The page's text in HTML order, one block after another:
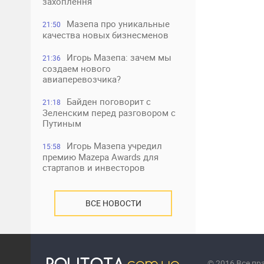
21:50
Мазепа про уникальные
качества новых бизнесменов
21:36
Игорь Мазепа: зачем мы
создаем нового
авиаперевозчика?
21:18
Байден поговорит с
Зеленским перед разговором с
Путиным
15:58
Игорь Мазепа учредил
премию Mazepa Awards для
стартапов и инвесторов
ВСЕ НОВОСТИ